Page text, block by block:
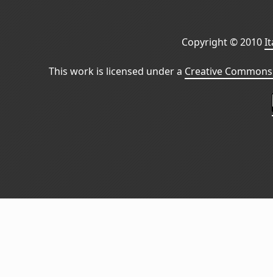
Copyright © 2010
This work is licensed under a Creative